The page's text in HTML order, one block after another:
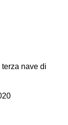
nave di